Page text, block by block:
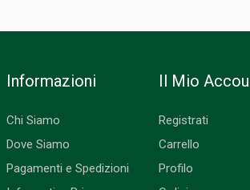
Informazioni
Chi Siamo
Dove Siamo
Pagamenti e Spedizioni
Il Mio
Registrati
Carrello
Profilo